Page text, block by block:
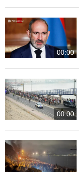
00:00
00:00